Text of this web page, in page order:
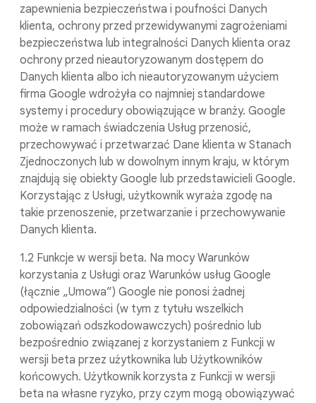
zapewnienia bezpieczeństwa i poufności Danych
klienta, ochrony przed przewidywanymi zagrożeniami
bezpieczeństwa lub integralności Danych klienta oraz
ochrony przed nieautoryzowanym dostępem do
Danych klienta albo ich nieautoryzowanym użyciem
firma Google wdrożyła co najmniej standardowe
systemy i procedury obowiązujące w branży. Google
może w ramach świadczenia Usług przenosić,
przechowywać i przetwarzać Dane klienta w Stanach
Zjednoczonych lub w dowolnym innym kraju, w którym
znajdują się obiekty Google lub przedstawicieli Google.
Korzystając z Usługi, użytkownik wyraża zgodę na
takie przenoszenie, przetwarzanie i przechowywanie
Danych klienta.
1.2 Funkcje w wersji beta. Na mocy Warunków
korzystania z Usługi oraz Warunków usług Google
(łącznie „Umowa”) Google nie ponosi żadnej
odpowiedzialności (w tym z tytułu wszelkich
zobowiązań odszkodowawczych) pośrednio lub
bezpośrednio związanej z korzystaniem z Funkcji w
wersji beta przez użytkownika lub Użytkowników
końcowych. Użytkownik korzysta z Funkcji w wersji
beta na własne ryzyko, przy czym mogą obowiązywać